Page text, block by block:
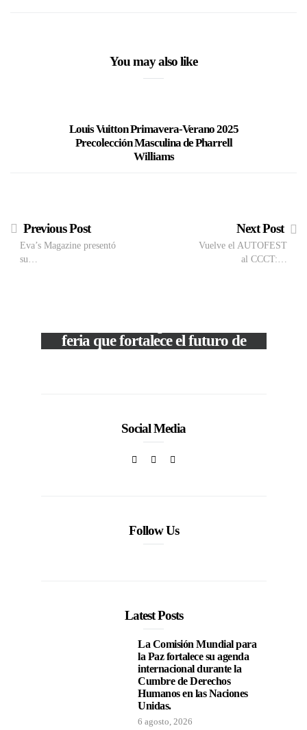
You may also like
Louis Vuitton Primavera-Verano 2025
Precolección Masculina de Pharrell
Williams
Previous Post
Eva’s Magazine presentó
su…
Next Post
Vuelve el AUTOFEST
al CCCT:…
feria que fortalece el futuro de
Social Media
Follow Us
Latest Posts
La Comisión Mundial para
la Paz fortalece su agenda
internacional durante la
Cumbre de Derechos
Humanos en las Naciones
Unidas.
6 agosto, 2026